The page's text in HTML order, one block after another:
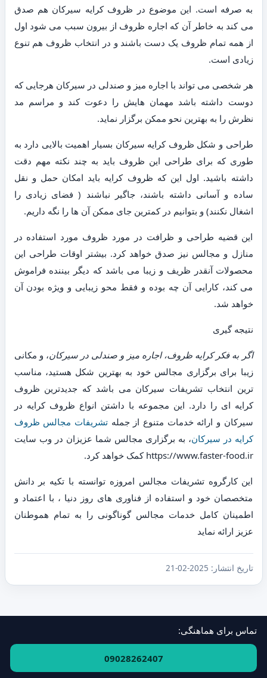
به صرفه است. این موضوع در ظروف کرایه سیرکان هم صدق
می کند به خاطر آن که اجاره ظروف از بیرون سبب می شود اول
از همه تمام ظروف یک دست باشند و در انتخاب ظروف هم تنوع
زیادی است.
هر شخصی می تواند با اجاره میز و صندلی در سیرکان هرجایی که
دوست داشته باشد مهمان هایش را دعوت کند و مراسم مد
نظرش را به بهترین نحو ممکن برگزار نماید.
طراحی و شکل ظروف کرایه سیرکان بسیار اهمیت بالایی دارد به
طوری که برای طراحی این ظروف باید به چند نکته مهم دقت
داشته باشید. اول این که ظروف کرایه باید امکان حمل و نقل
ساده و آسانی داشته باشند، جاگیر نباشند ( فضای زیادی را
اشغال نکنند) و بتوانیم در کمترین جای ممکن آن ها را نگه داریم.
این قضیه طراحی و ظرافت در مورد ظروف مورد استفاده در
منازل و مجالس نیز صدق خواهد کرد. بیشتر اوقات طراحی این
محصولات آنقدر ظریف و زیبا می باشد که دیگر بیننده فراموش
می کند، کارایی آن چه بوده و فقط محو زیبایی و ویژه بودن آن
خواهد شد.
نتیجه گیری
اگر به فکر کرایه ظروف، اجاره میز و صندلی در سیرکان، و مکانی
زیبا برای برگزاری مجالس خود به بهترین شکل هستید، مناسب
ترین انتخاب تشریفات سیرکان می باشد که جدیدترین ظروف
کرایه ای را دارد. این مجموعه با داشتن انواع ظروف کرایه در
سیرکان و ارائه خدمات متنوع از جملهتشریفات مجالس ظروف
کرایه در سیرکان، به برگزاری مجالس شما عزیزان در وب سایت
https://www.faster-food.ir کمک خواهد کرد.
این کارگروه تشریفات مجالس امروزه توانسته با تکیه بر دانش
متخصصان خود و استفاده از فناوری های روز دنیا ، با اعتماد و
اطمینان کامل خدمات مجالس گوناگونی را به تمام هموطنان
عزیز ارائه نماید
تاریخ انتشار: 2025-02-21
تماس برای هماهنگی:
09028262407
·ارتباط با ما